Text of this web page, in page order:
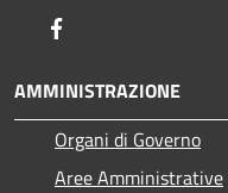
AMMINISTRAZIONE
Organi di Governo
Aree Amministrative